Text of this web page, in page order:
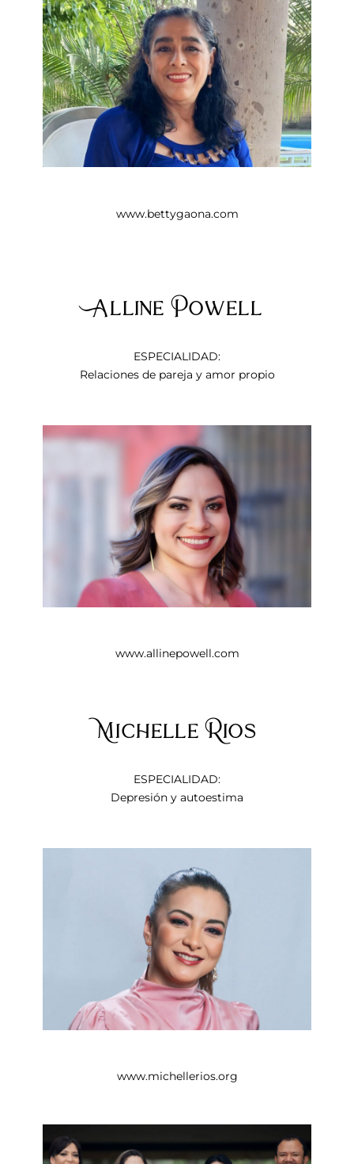
www.bettygaona.com
Alline Powell
ESPECIALIDAD:
Relaciones de pareja y amor propio
www.allinepowell.com
Michelle Rios
ESPECIALIDAD:
Depresión y autoestima
www.michellerios.org